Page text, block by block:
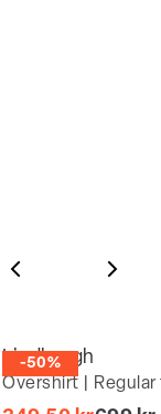
-50%
Lindbergh
Overshirt |